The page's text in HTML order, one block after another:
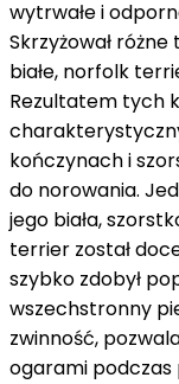
wytrwałe i
Skrzyżował
białe, norfolk
Rezultatem tych
kończynach i
do norowania.
jego biała,
terrier został
szybko zdobył
wszechstronny
zwinność,
ogarami podczas